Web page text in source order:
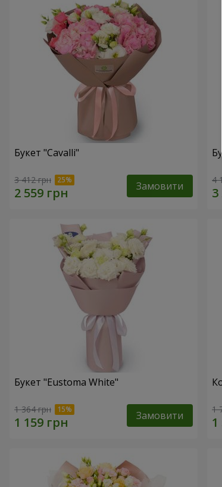
Букет "Cаvalli"
3 412 грн Замовити 4
Букет "Eustoma White"
1 364 грн Замовити 1